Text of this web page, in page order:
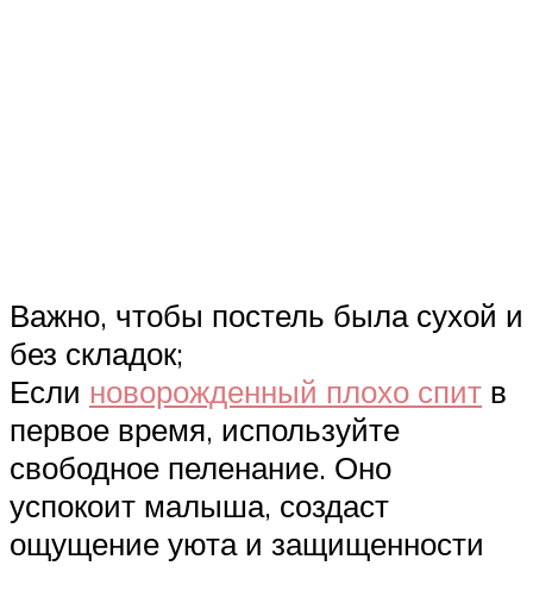
Важно, чтобы постель была сухой и
без складок;
Если новорожденный плохо спит в
первое время, используйте
свободное пеленание. Оно
успокоит малыша, создаст
ощущение уюта и защищенности